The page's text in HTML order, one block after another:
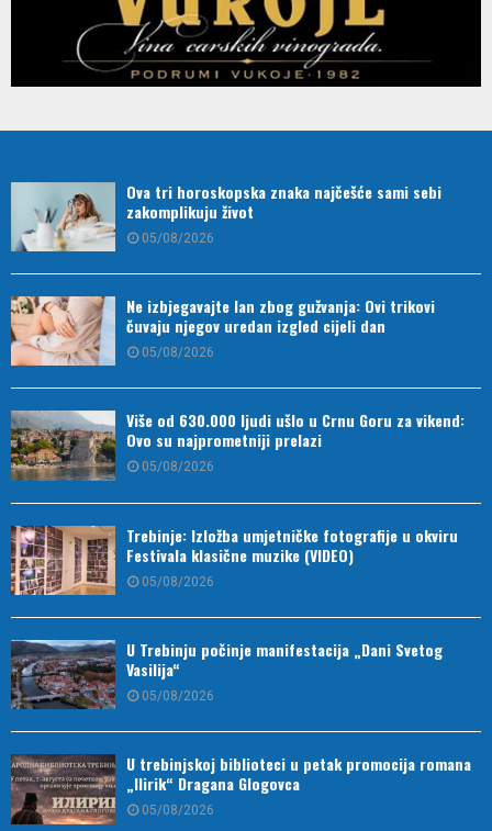
Ova tri horoskopska znaka najčešće sami sebi
zakomplikuju život
05/08/2026
Ne izbjegavajte lan zbog gužvanja: Ovi trikovi
čuvaju njegov uredan izgled cijeli dan
05/08/2026
Više od 630.000 ljudi ušlo u Crnu Goru za vikend:
Ovo su najprometniji prelazi
05/08/2026
Trebinje: Izložba umjetničke fotografije u okviru
Festivala klasične muzike (VIDEO)
05/08/2026
U Trebinju počinje manifestacija „Dani Svetog
Vasilija“
05/08/2026
U trebinjskoj biblioteci u petak promocija romana
„Ilirik“ Dragana Glogovca
05/08/2026